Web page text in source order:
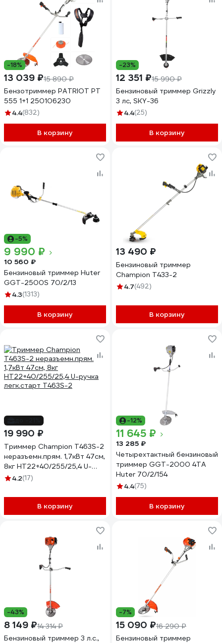
-18%
13 039 ₽15 890 ₽
Бензотриммер PATRIOT PT
555 1+1 250106230
4.4(832)
В корзину
-23%
12 351 ₽15 990 ₽
Бензиновый триммер Grizzly
3 лс, SKY-36
4.4(25)
В корзину
-5%
9 990 ₽
10 560 ₽
Бензиновый триммер Huter
GGT-2500S 70/2/13
4.3(1313)
В корзину
13 490 ₽
Бензиновый триммер
Champion Т433-2
4.7(492)
В корзину
19 990 ₽
Триммер Champion Т463S-2
неразъемн.прям. 1,7кВт 47см,
8кг HT22+40/255/25,4 U-
ручка легк.старт T463S-2
4.2(17)
В корзину
-12%
11 645 ₽
13 285 ₽
Четырехтактный бензиновый
триммер GGT-2000 4ТА
Huter 70/2/154
4.4(75)
В корзину
-43%
8 149 ₽14 314 ₽
Бензиновый триммер 3 л.с.,
-7%
15 090 ₽16 290 ₽
Бензиновый триммер